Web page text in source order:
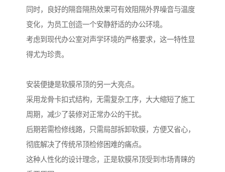
同时，良好的隔音隔热效果可有效阻隔外界噪音与温度
变化，为员工创造一个安静舒适的办公环境。
考虑到现代办公室对声学环境的严格要求，这一特性显
得尤为珍贵。
安装便捷是软膜吊顶的另一大亮点。
采用龙骨卡扣式结构，无需复杂工序，大大缩短了施工
周期，减少了装修对正常办公的干扰。
后期若需检修线路，只需局部拆卸软膜，方便又省心，
彻底解决了传统吊顶检修困难的痛点。
这种人性化的设计理念，正是软膜吊顶受到市场青睐的